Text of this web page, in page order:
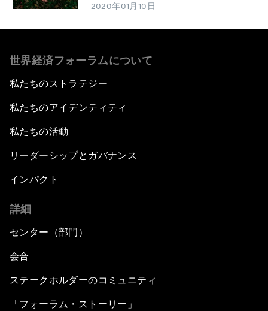
2020年01月10日
世界経済フォーラムについて
私たちのストラテジー
私たちのアイデンティティ
私たちの活動
リーダーシップとガバナンス
インパクト
詳細
センター（部門）
会合
ステークホルダーのコミュニティ
「フォーラム・ストーリー」